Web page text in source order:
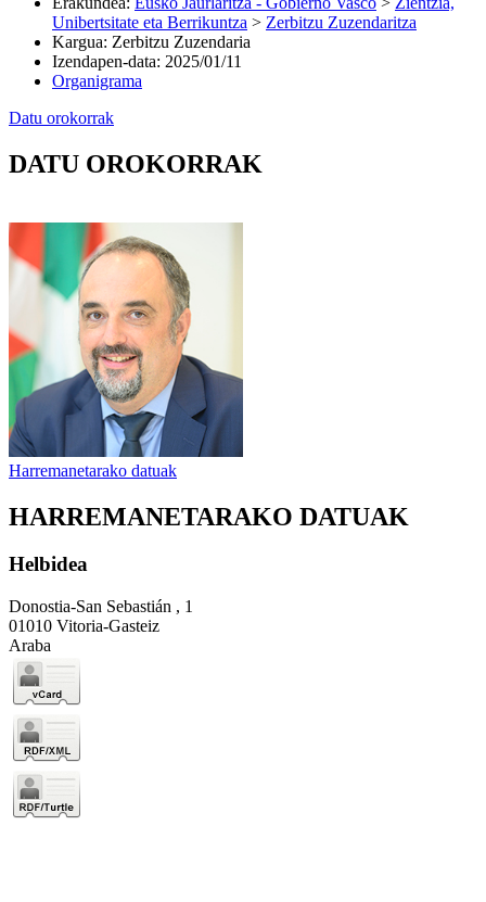
Unibertsitate eta Berrikuntza > Zerbitzu Zuzendaritza
Kargua: Zerbitzu Zuzendaria
Izendapen-data: 2025/01/11
Organigrama
Datu orokorrak
DATU OROKORRAK
Harremanetarako datuak
HARREMANETARAKO DATUAK
Helbidea
Donostia-San Sebastián , 1
01010 Vitoria-Gasteiz
Araba